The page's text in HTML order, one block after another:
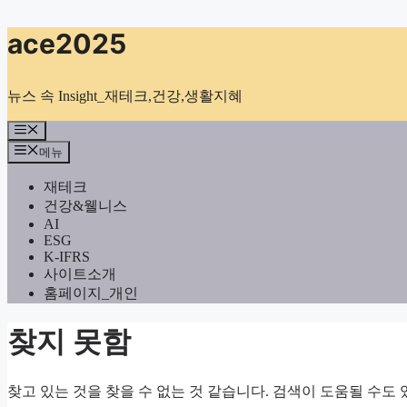
컨
텐
로
너
뛰
기
ace2025
뉴스 속 Insight_재테크,건강,생활지혜
메
뉴
메뉴
재테크
건강&웰니스
AI
ESG
K-IFRS
사이트소개
홈페이지_개인
찾지 못함
찾고 있는 것을 찾을 수 없는 것 같습니다. 검색이 도움될 수도